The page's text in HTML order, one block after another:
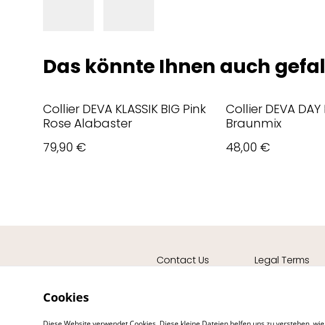
Das könnte Ihnen auch
Collier DEVA KLASSIK BIG Pink
Rose Alabaster
79,90 €
Collier DEVA
Braunmix
48,00 €
Contact Us Legal Terms
Cookies